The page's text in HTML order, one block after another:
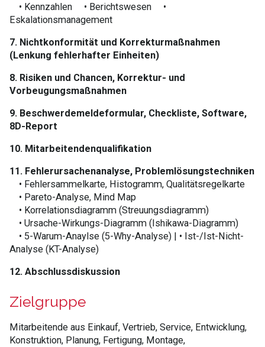
• Kennzahlen • Berichtswesen •
Eskalationsmanagement
7. Nichtkonformität und Korrekturmaßnahmen
(Lenkung fehlerhafter Einheiten)
8. Risiken und Chancen, Korrektur- und
Vorbeugungsmaßnahmen
9. Beschwerdemeldeformular, Checkliste, Software,
8D-Report
10. Mitarbeitendenqualifikation
11. Fehlerursachenanalyse, Problemlösungstechniken
• Fehlersammelkarte, Histogramm, Qualitätsregelkarte
• Pareto-Analyse, Mind Map
• Korrelationsdiagramm (Streuungsdiagramm)
• Ursache-Wirkungs-Diagramm (Ishikawa-Diagramm)
• 5-Warum-Anaylse (5-Why-Analyse) | • Ist-/Ist-Nicht-
Analyse (KT-Analyse)
12. Abschlussdiskussion
Zielgruppe
Mitarbeitende aus Einkauf, Vertrieb, Service, Entwicklung,
Konstruktion, Planung, Fertigung, Montage,